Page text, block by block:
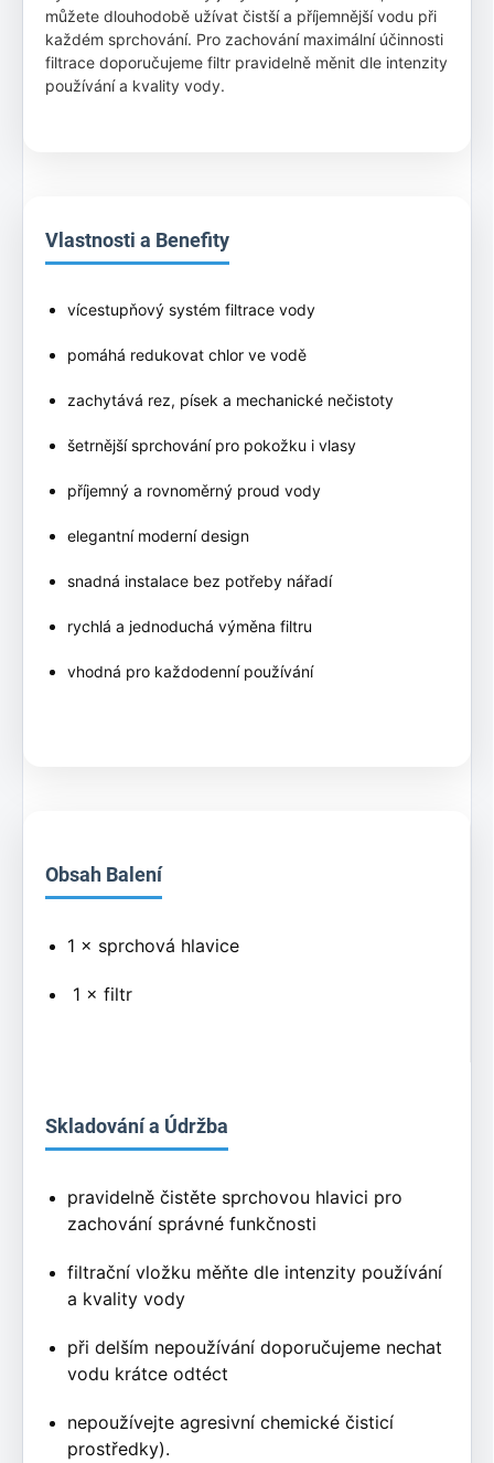
můžete dlouhodobě užívat čistší a příjemnější vodu při
každém sprchování. Pro zachování maximální účinnosti
filtrace doporučujeme filtr pravidelně měnit dle intenzity
používání a kvality vody.
Vlastnosti a Benefity
více­stupňový systém filtrace vody
pomáhá redukovat chlor ve vodě
zachytává rez, písek a mechanické nečistoty
šetrnější sprchování pro pokožku i vlasy
příjemný a rovnoměrný proud vody
elegantní moderní design
snadná instalace bez potřeby nářadí
rychlá a jednoduchá výměna filtru
vhodná pro každodenní používání
Obsah Balení
1 × sprchová hlavice
1 × filtr
Skladování a Údržba
pravidelně čistěte sprchovou hlavici pro
zachování správné funkčnosti
filtrační vložku měňte dle intenzity používání
a kvality vody
při delším nepoužívání doporučujeme nechat
vodu krátce odtéct
nepoužívejte agresivní chemické čisticí
prostředky).